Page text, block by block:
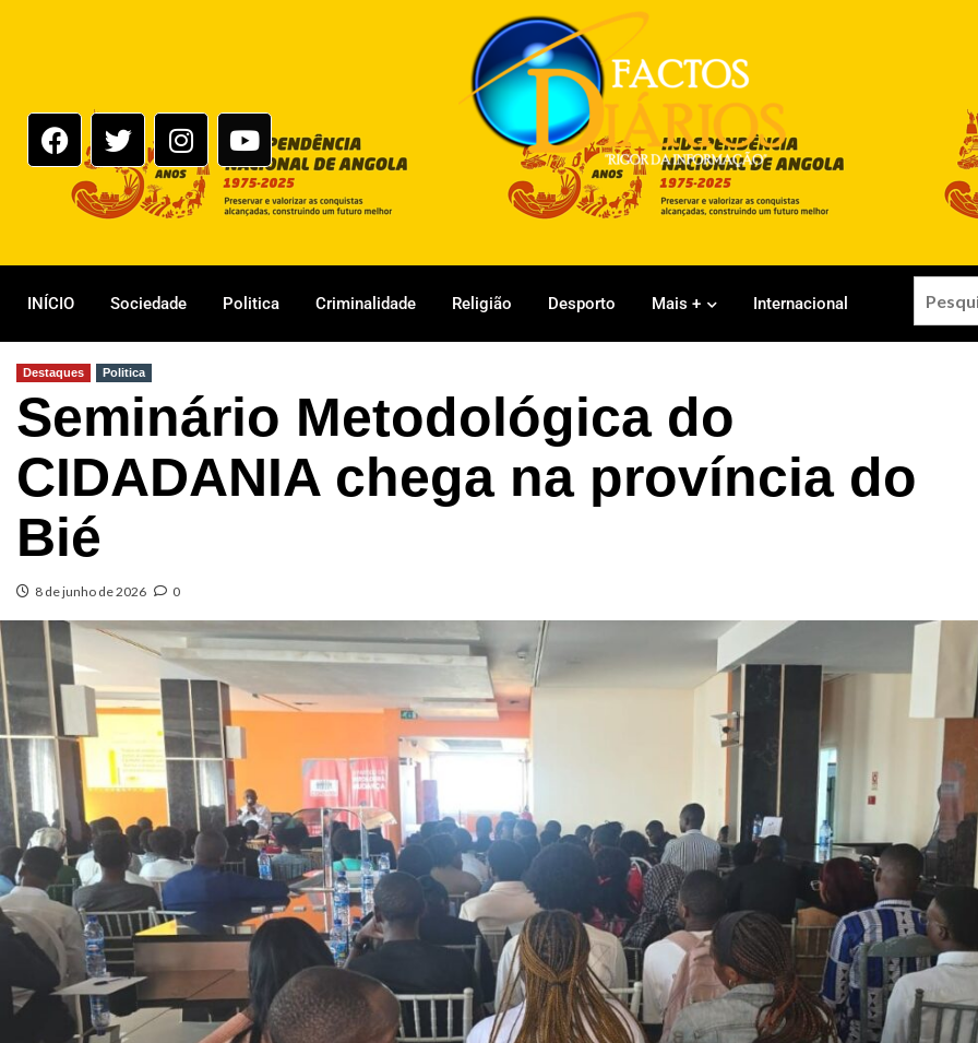
INÍCIO Sociedade Politica Criminalidade Religião Desporto Mais + Internacional
Destaques Politica
Seminário Metodológica do
CIDADANIA chega na província do
Bié
8 de junho de 2026 0